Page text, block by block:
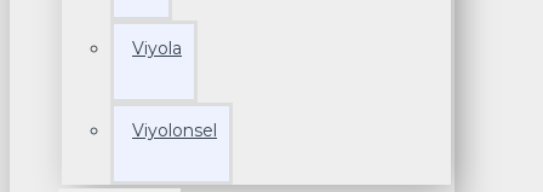
Viyola
Viyolonsel